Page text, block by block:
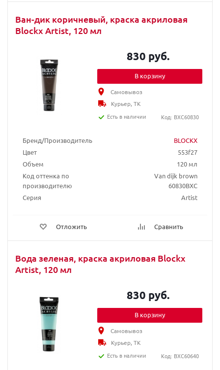
Ван-дик коричневый, краска акриловая
Blockx Artist, 120 мл
Бренд/Производитель
BLOCKX
Цвет
553f27
Объем
120 мл
Код оттенка по
производителю
Van dijk brown
60830BXC
Серия
Artist
Отложить Сравнить
830 руб.
В корзину
Самовывоз
Курьер, ТК
Есть в наличии
Код: BXC60830
Вода зеленая, краска акриловая Blockx
Artist, 120 мл
830 руб.
В корзину
Самовывоз
Курьер, ТК
Есть в наличии
Код: BXC60640